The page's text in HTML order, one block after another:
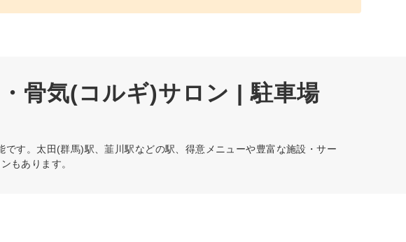
骨気(コルギ)サロン | 駐車場
す。太田(群馬)駅、韮川駅などの駅、得意メニューや豊富な施設・サー
もあります。